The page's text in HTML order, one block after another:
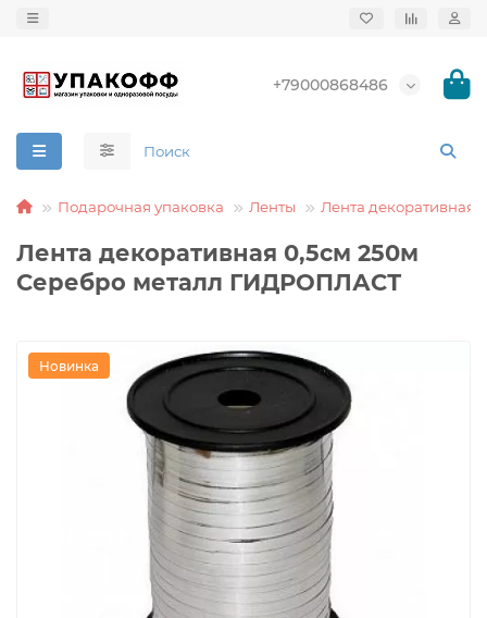
+79000868486
Подарочная упаковка Ленты Лента декоративная
Лента декоративная 0,5см 250м
Серебро металл ГИДРОПЛАСТ
Новинка